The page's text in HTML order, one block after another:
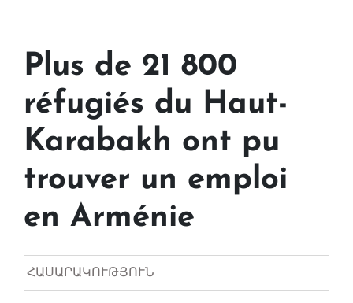
Plus de 21 800
réfugiés du Haut-
Karabakh ont pu
trouver un emploi
en Arménie
ՀԱՍԱՐԱԿՈՒԹՅՈՒՆ